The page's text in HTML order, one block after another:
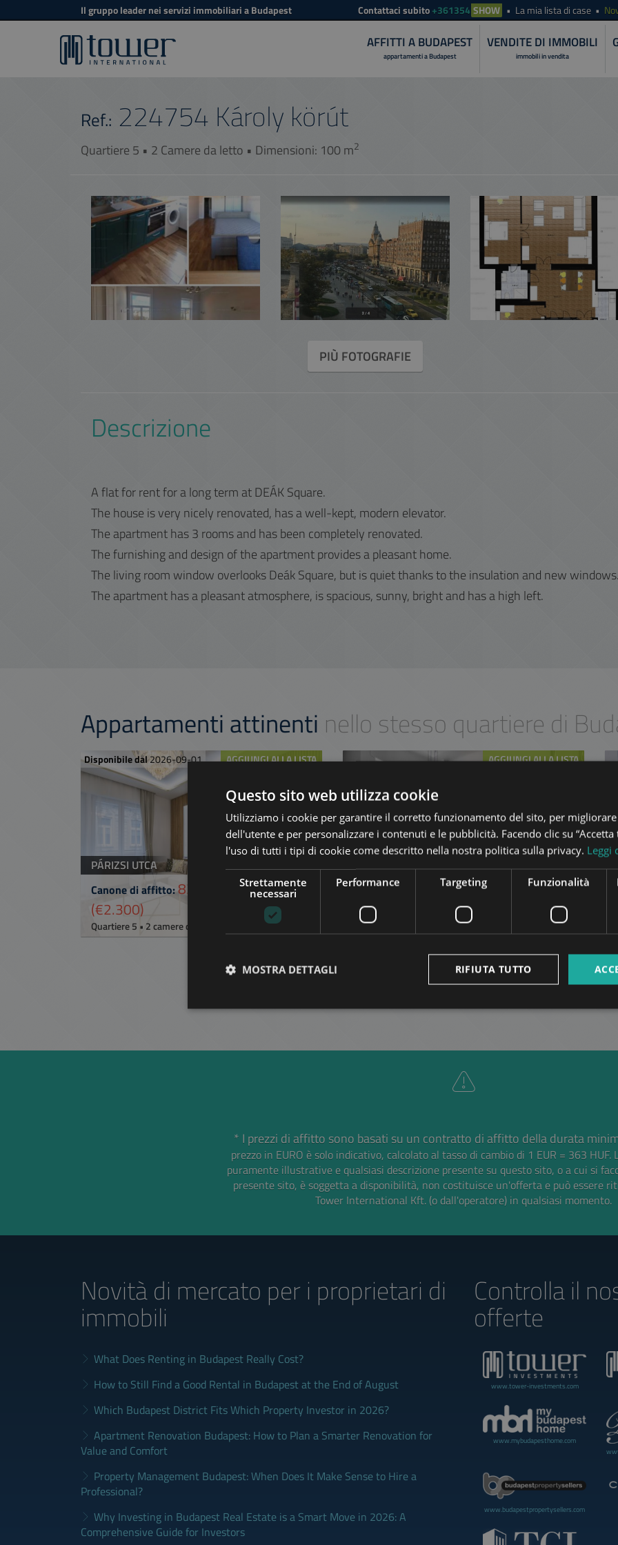
Il gruppo leader nei servizi immobiliari a Budapest Contattaci subito+361354 SHOW La mia lista di case
AFFITTI A BUDAPEST
appartamenti a Budapest
VENDITE DI IMMOBILI
immobili in vendita
Károly körút
Ref.: 224754
Quartiere 5 • 2 Camere da letto • Dimensioni: 100 m2
PIÙ FOTOGRAFIE
Descrizione
A flat for rent for a long term at DEÁK Square.
The house is very nicely renovated, has a well-kept, modern elevator.
The apartment has 3 rooms and has been completely renovated.
The furnishing and design of the apartment provides a pleasant home.
The living room window overlooks Deák Square, but is quiet thanks to the insulation and new windows.
The apartment has a pleasant atmosphere, is spacious, sunny, bright and has a high left.
Appartamenti attinenti nello stesso quartiere di
Disponibile dal2026-09-01 AGGIUNGI ALLA LISTA
PÁRIZSI UTCA
Canone di affitto:835.000 HUF
(€2.300)
Quartiere 5 • 2 camere da letto • 100 m Ref:215289
AGGIUNGI ALLA LISTA
VÁROSHÁZ UTCA
Canone di affitto:
908.000 HUF
(€2.500)
Quartiere 5 • 2 camere da letto • 95 m 66118
ALTRO
* I prezzi di affitto sono basati su un contratto di affitto della durata
prezzo in EURO è solo indicativo, calcolato al tasso di cambio di 1 EUR = 363 HUF.
puramente illustrative e qualsiasi descrizione presente su questo sito, o a cui si
presente sito, è soggetta a disponibilità, non costituisce un'offerta e può essere
Tower International Kft. (o dall'operatore) in qualsiasi momento.
Novità di mercato per i proprietari di
immobili
What Does Renting in Budapest Really Cost?
How to Still Find a Good Rental in Budapest at the End of August
Which Budapest District Fits Which Property Investor in 2026?
Apartment Renovation Budapest: How to Plan a Smarter Renovation for
Value and Comfort
Property Management Budapest: When Does It Make Sense to Hire a
Professional?
Why Investing in Budapest Real Estate is a Smart Move in 2026: A
Comprehensive Guide for Investors
Controlla il
offerte
www.tower-investments.com
www.mybudapesthome.com
www.budapestpropertysellers.com
Questo sito web utilizza cookie
Utilizziamo i cookie per garantire il corretto funzionamento del sito, per
dell'utente e per personalizzare i contenuti e le pubblicità. Facendo clic su “Accetta
l'uso di tutti i tipi di cookie come descritto nella nostra politica sulla privacy. Leggi
Strettamente
necessari
Performance Targeting Funzionalità
RIFIUTA TUTTO
MOSTRA DETTAGLI